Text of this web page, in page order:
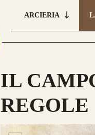
ARCIERIA
IL
REGOLE